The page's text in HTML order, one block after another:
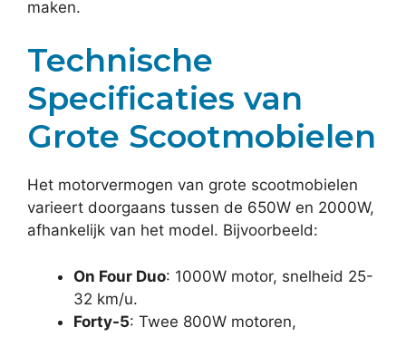
maken.
Technische
Specificaties van
Grote Scootmobielen
Het motorvermogen van grote scootmobielen
varieert doorgaans tussen de 650W en 2000W,
afhankelijk van het model. Bijvoorbeeld:
On Four Duo: 1000W motor, snelheid 25-
32 km/u.
Forty-5: Twee 800W motoren,